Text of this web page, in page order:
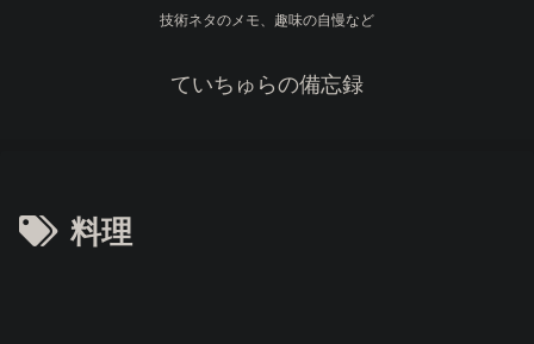
技術ネタのメモ、趣味の自慢など
ていちゅらの備忘録
料理